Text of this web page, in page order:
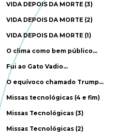
VIDA DEPOIS DA MORTE (3)
VIDA DEPOIS DA MORTE (2)
VIDA DEPOIS DA MORTE (1)
O clima como bem público…
Fui ao Gato Vadio…
O equívoco chamado Trump…
Missas tecnológicas (4 e fim)
Missas Tecnológicas (3)
Missas Tecnológicas (2)